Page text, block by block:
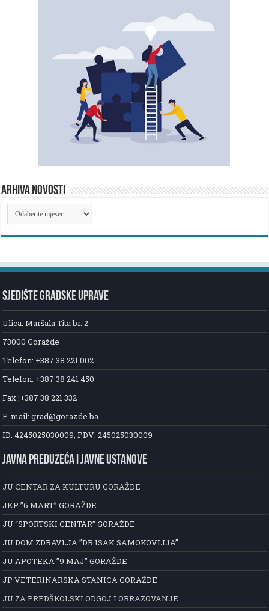
ARHIVA NOVOSTI
ARHIVA
NOVOSTI
SJEDIŠTE GRADSKE UPRAVE
Ulica: Maršala Tita br. 2
73000 Goražde
Telefon: +387 38 221 002
Telefon: +387 38 241 450
Fax :+387 38 221 332
E-mail: grad@gorazde.ba
ID: 4245025030009, PDV: 245025030009
JAVNA PREDUZEĆA I JAVNE USTANOVE
JU CENTAR ZA KULTURU GORAŽDE
JKP ”6 MART” GORAŽDE
JU “SPORTSKI CENTAR” GORAŽDE
JU DOM ZDRAVLJA ”DR ISAK SAMOKOVLIJA”
JU APOTEKA ”9 MAJ” GORAŽDE
JP VETERINARSKA STANICA GORAŽDE
JU ZA PREDŠKOLSKI ODGOJ I OBRAZOVANJE